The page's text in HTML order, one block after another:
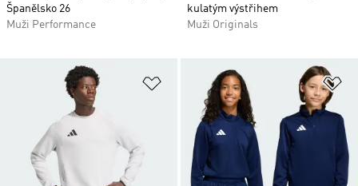
Španělsko 26
Muži Performance
kulatým výstřihem
Muži Originals
Přidat do seznamu přání